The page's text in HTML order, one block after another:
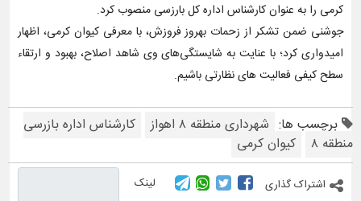
کرمی را به عنوان کارشناس اداره کل بارزسی منصوب کرد.
جوشنی ضمن تشکر از زحمات بهروز فروزش، با معرفی کیوان کرمی، اظهار
امیدواری کرد؛ با عنایت به شایستگی‌های وی شاهد اصلاح، بهبود و ارتقاء
سطح کیفی فعالیت های نظارتی باشیم.
برچسب ها: شهرداری منطقه ۸ اهواز
کارشناس اداره بازرسی
منطقه ۸
کیوان کرمی
اشتراک گذاری لینک